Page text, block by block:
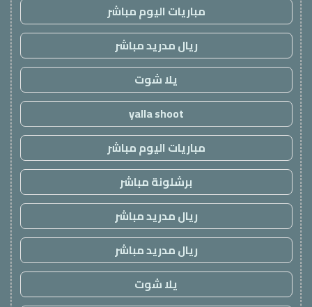
مباريات اليوم مباشر
ريال مدريد مباشر
يلا شوت
yalla shoot
مباريات اليوم مباشر
برشلونة مباشر
ريال مدريد مباشر
ريال مدريد مباشر
يلا شوت